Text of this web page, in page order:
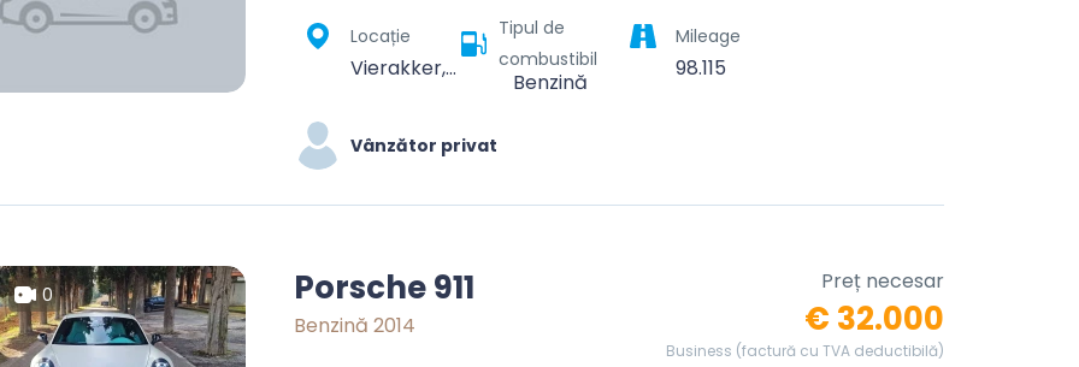
Locație
Vierakker, Bronckhorst, Gelderland, Nederland
Tipul de
combustibil
Benzină
Mileage
98.115
Vânzător privat
0 Porsche 911
Benzină 2014
Preț necesar
€ 32.000
Business (factură cu TVA deductibilă)